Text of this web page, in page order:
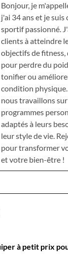
Bonjour, je
j'ai 34 ans et je suis
sportif passionné.
clients à atteindre
objectifs de fitness,
pour perdre du
tonifier ou
condition
nous travaillons
programmes
adaptés à leurs
leur style de vie.
pour transformer
et votre bien-être !
à petit prix